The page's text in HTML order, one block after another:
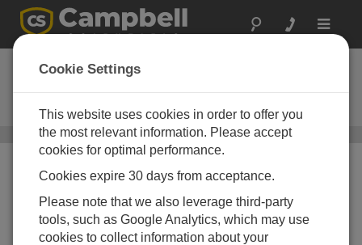
Toggle
LoggerNet/U
最新バージョンへのアップグレー
一般的なプログラミングとデータ収集/ LoggerNet/U
Cookie Settings
This website uses cookies in order to offer you
the most relevant information. Please accept
cookies for optimal performance.
Cookies expire 30 days from acceptance.
Please note that we also leverage third-party
tools, such as Google Analytics, which may use
cookies to collect information about your